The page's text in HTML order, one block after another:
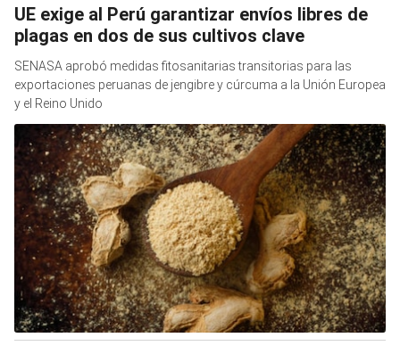
UE exige al Perú garantizar envíos libres de
plagas en dos de sus cultivos clave
SENASA aprobó medidas fitosanitarias transitorias para las
exportaciones peruanas de jengibre y cúrcuma a la Unión Europea
y el Reino Unido